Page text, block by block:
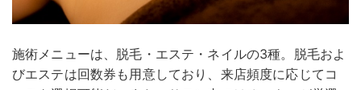
施術メニューは、脱毛・エステ・ネイルの3種。脱毛およ
びエステは回数券も用意しており、来店頻度に応じてコ